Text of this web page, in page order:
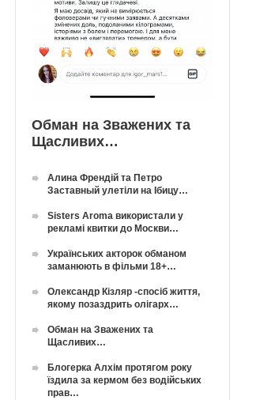
Обман на Зважених та
Щасливих…
Алина Френдій та Петро
Заставный улетіли на Ібицу…
Sisters Aroma використали у
рекламі квитки до Москви…
Українських акторок обманом
заманюють в фільми 18+…
Олександр Кізляр -спосіб життя,
якому позаздрить олігарх…
Обман на Зважених та
Щасливих…
Блогерка Алхім протягом року
їздила за кермом без водійських
прав…